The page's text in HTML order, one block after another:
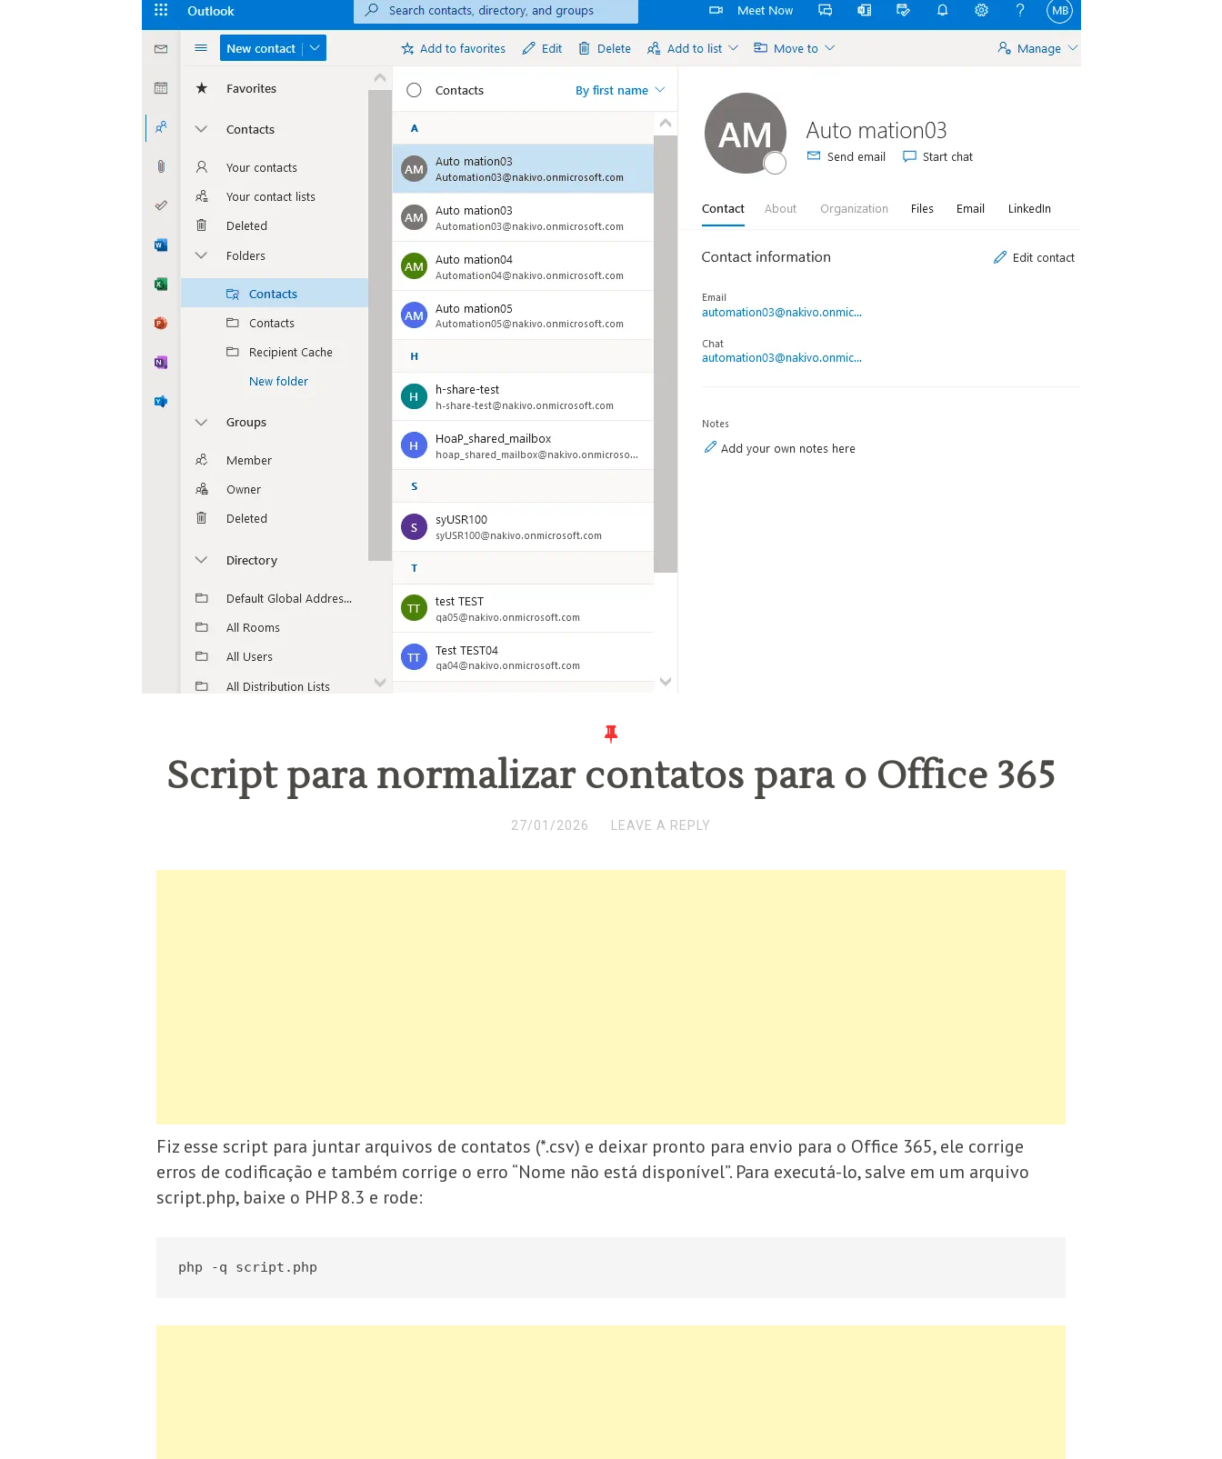
Script para normalizar contatos para o Office 365
27/01/2026 LEAVE A REPLY
Fiz esse script para juntar arquivos de contatos (*.csv) e deixar pronto para envio para o Office 365, ele corrige
erros de codificação e também corrige o erro “Nome não está disponível”. Para executá-lo, salve em um arquivo
script.php, baixe o PHP 8.3 e rode:
php -q script.php